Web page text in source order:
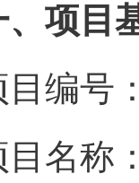
、项目
目编号
目名称